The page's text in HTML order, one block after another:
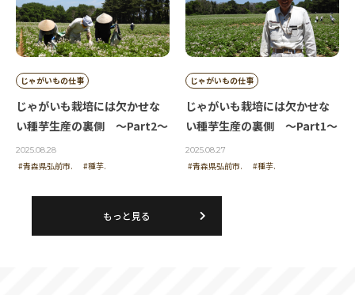
じゃがいもって越冬した方が甘くて美味しいって聞
いたことがあったのですが、冷やすとでんぷんが糖
分になるからだったんですね。
ジャガイモって冷やし過ぎると焦げちゃうのです
ね！納得…
じゃがいもの仕事
じゃがいも栽培には欠かせな
い種芋生産の裏側 ～Part2～
2025.08.28
#青森県弘前市. #種芋.
じゃがいもの仕事
じゃがいも栽培には欠かせな
い種芋生産の裏側 ～Part1～
2025.08.27
#青森県弘前市. #種芋.
もっと見る